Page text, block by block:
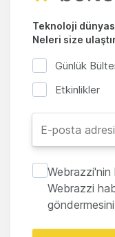
Teknoloji
Neleri size
Günlük
Etkinlikler
Webrazzi'nin
Webrazzi